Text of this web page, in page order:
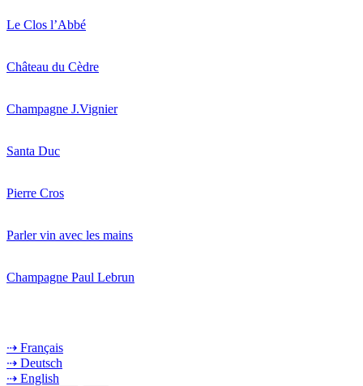
Le Clos l’Abbé
Château du Cèdre
Champagne J.Vignier
Santa Duc
Pierre Cros
Parler vin avec les mains
Champagne Paul Lebrun
⇢ Français
⇢ Deutsch
⇢ English